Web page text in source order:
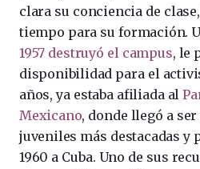
clara su conciencia de
tiempo para su formación.
1957 destruyó el campus, le
disponibilidad para el
años, ya estaba afiliada al
Mexicano, donde llegó a
juveniles más destacadas y
1960 a Cuba. Uno de sus